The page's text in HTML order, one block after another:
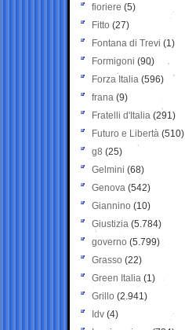
fioriere (5)
Fitto (27)
Fontana di Trevi (1)
Formigoni (90)
Forza Italia (596)
frana (9)
Fratelli d'Italia (291)
Futuro e Libertà (510)
g8 (25)
Gelmini (68)
Genova (542)
Giannino (10)
Giustizia (5.784)
governo (5.799)
Grasso (22)
Green Italia (1)
Grillo (2.941)
Idv (4)